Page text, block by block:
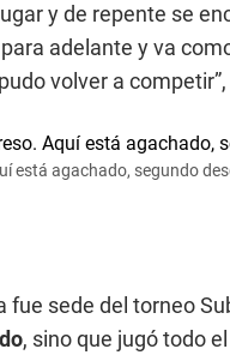
y de repente se
adelante y va
volver a
está agachado, segundo
fue sede del torneo
, sino que jugó todo